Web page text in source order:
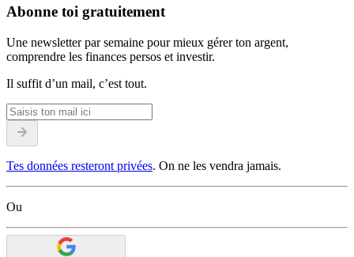
Abonne toi gratuitement
Une newsletter par semaine pour mieux gérer ton argent,
comprendre les finances persos et investir.
Il suffit d’un mail, c’est tout.
Tes données resteront privées. On ne les vendra jamais.
Ou